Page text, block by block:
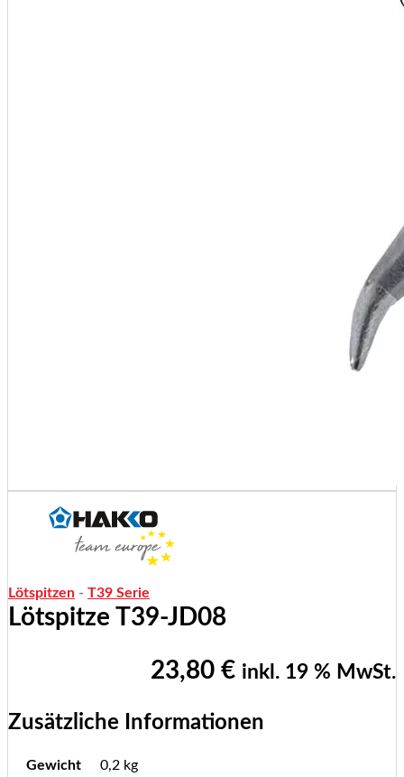
Lötspitzen - T39 Serie
Lötspitze T39-JD08
23,80 € inkl. 19 % MwSt.
Zusätzliche Informationen
Gewicht 0,2 kg